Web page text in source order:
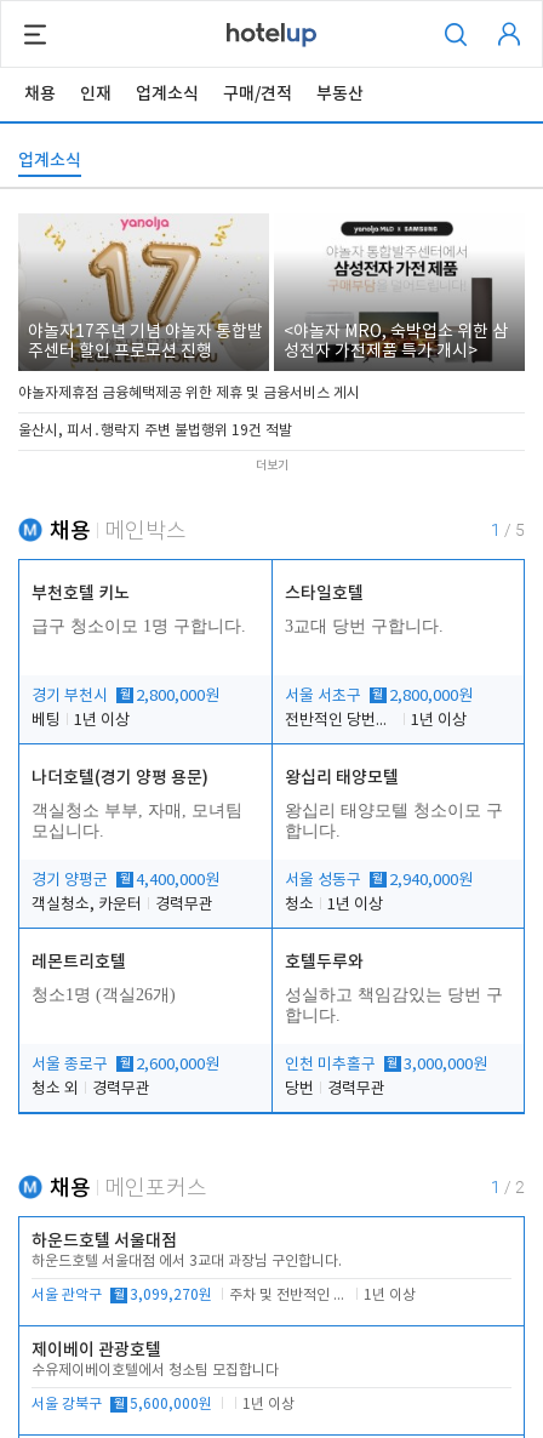
채용 인재 업계소식 구매/견적 부동산
업계소식
야놀자17주년 기념 야놀자 통합발
주센터 할인 프로모션 진행
<야놀자 MRO, 숙박업소 위한 삼
성전자 가전제품 특가 개시>
야놀자제휴점 금융혜택제공 위한 제휴 및 금융서비스 게시
울산시, 피서․행락지 주변 불법행위 19건 적발
더보기
채용 메인박스 1 / 5
부천호텔 키노
급구 청소이모 1명 구합니다.
경기 부천시 월 2,800,000원
베팅
1년 이상
스타일호텔
3교대 당번 구합니다.
서울 서초구 월 2,800,000원
전반적인 당번업무
1년 이상
나더호텔(경기 양평 용문)
객실청소 부부, 자매, 모녀팀
모십니다.
경기 양평군 월 4,400,000원
객실청소, 카운터
경력무관
왕십리 태양모텔
왕십리 태양모텔 청소이모 구
합니다.
서울 성동구 월 2,940,000원
청소
1년 이상
레몬트리호텔
청소1명 (객실26개)
서울 종로구 월 2,600,000원
청소 외
경력무관
호텔두루와
성실하고 책임감있는 당번 구
합니다.
인천 미추홀구 월 3,000,000원
당번
경력무관
채용 메인포커스 1 / 2
하운드호텔 서울대점
하운드호텔 서울대점 에서 3교대 과장님 구인합니다.
서울 관악구 월 3,099,270원 주차 및 전반적인 당번업무 1년 이상
제이베이 관광호텔
수유제이베이호텔에서 청소팀 모집합니다
서울 강북구 월 5,600,000원 1년 이상